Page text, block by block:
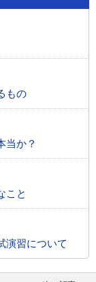
もの
当か？
こと
演習について